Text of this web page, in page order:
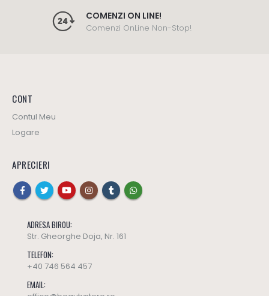
COMENZI ON LINE!
Comenzi OnLine Non-Stop!
CONT
Contul Meu
Logare
APRECIERI
ADRESA BIROU:
Str. Gheorghe Doja, Nr. 161
TELEFON:
+40 746 564 457
EMAIL: